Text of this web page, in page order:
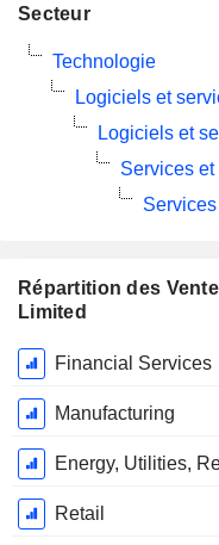
Répartition des
Limited
Période
Fiscale:
Mars
Financial Services
Manufacturing
Energy, Utilities,
Retail
Secteur
Technologie
Logiciels et
Logiciels et
Services